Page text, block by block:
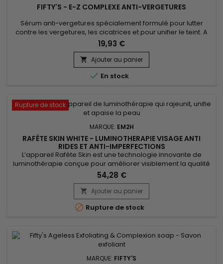
FIFTY'S - E-Z COMPLEXE ANTI-VERGETURES
Sérum anti-vergetures spécialement formulé pour lutter
contre les vergetures, les cicatrices et pour unifier le teint. A
base d'huile de noix de cajou et d'huile de lavande, Fifty's E-Z
Complex anti-vergeture s’absorbe rapidement, apporte
douceur et lisse la peau. Il aide à unifier le teint et à laisser
votre peau avec une apparence saine et jeune. Grâce...
19,93 €
 Ajouter au panier
 En stock
Rupture de stock
MARQUE: EM2H
RAFÈTE SKIN WHITE - LUMINOTHERAPIE VISAGE ANTI
RIDES ET ANTI-IMPERFECTIONS
L’appareil Rafète Skin est une technologie innovante de
luminothérapie conçue pour améliorer visiblement la qualité
de la peau. Grâce à ses fonctions avancées de LED light
therapy, de chaleur réglable et de technologie EMS, il stimule
la production de collagène, favorise la régénération
cellulaire et aide à l’élimination des toxines. Cet appareil...
54,28 €
 Ajouter au panier
 Rupture de stock
MARQUE: FIFTY'S